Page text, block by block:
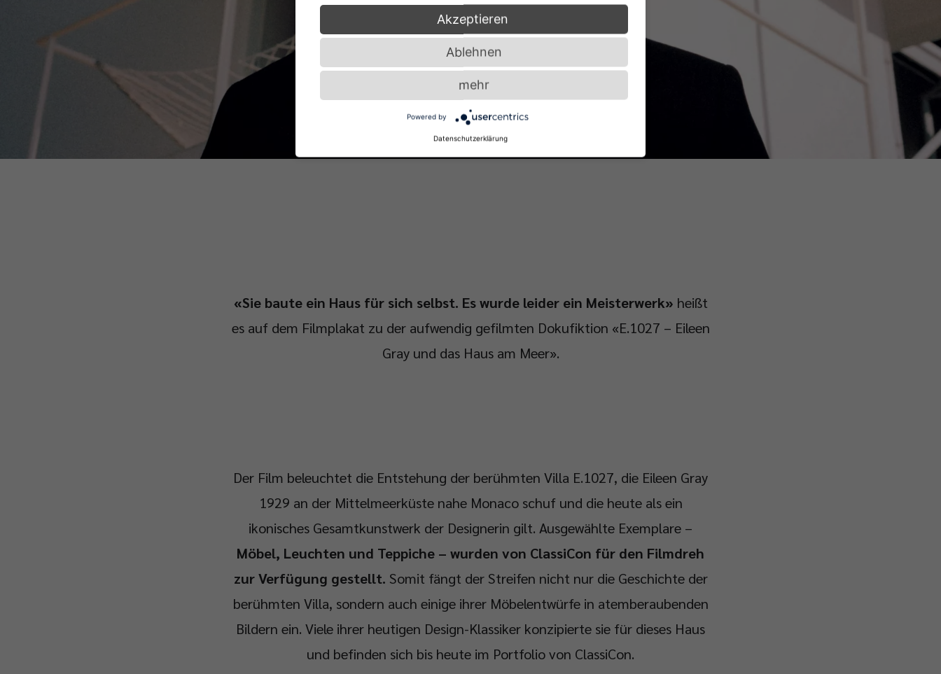
«Sie baute ein Haus für sich selbst. Es wurde leider ein Meisterwerk» heißt
es auf dem Filmplakat zu der aufwendig gefilmten Dokufiktion «E.1027 – Eileen
Gray und das Haus am Meer».
Der Film beleuchtet die Entstehung der berühmten Villa E.1027, die Eileen Gray
1929 an der Mittelmeerküste nahe Monaco schuf und die heute als ein
ikonisches Gesamtkunstwerk der Designerin gilt. Ausgewählte Exemplare –
Möbel, Leuchten und Teppiche – wurden von ClassiCon für den Filmdreh
zur Verfügung gestellt. Somit fängt der Streifen nicht nur die Geschichte der
berühmten Villa, sondern auch einige ihrer Möbelentwürfe in atemberaubenden
Bildern ein. Viele ihrer heutigen Design-Klassiker konzipierte sie für dieses Haus
und befinden sich bis heute im Portfolio von ClassiCon.
Akzeptieren
Ablehnen
mehr
Powered by
Datenschutzerklärung